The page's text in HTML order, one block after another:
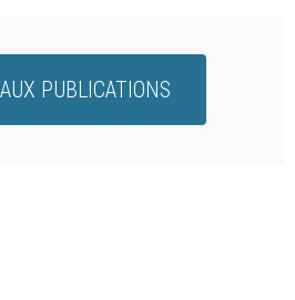
PUBLICATIONS